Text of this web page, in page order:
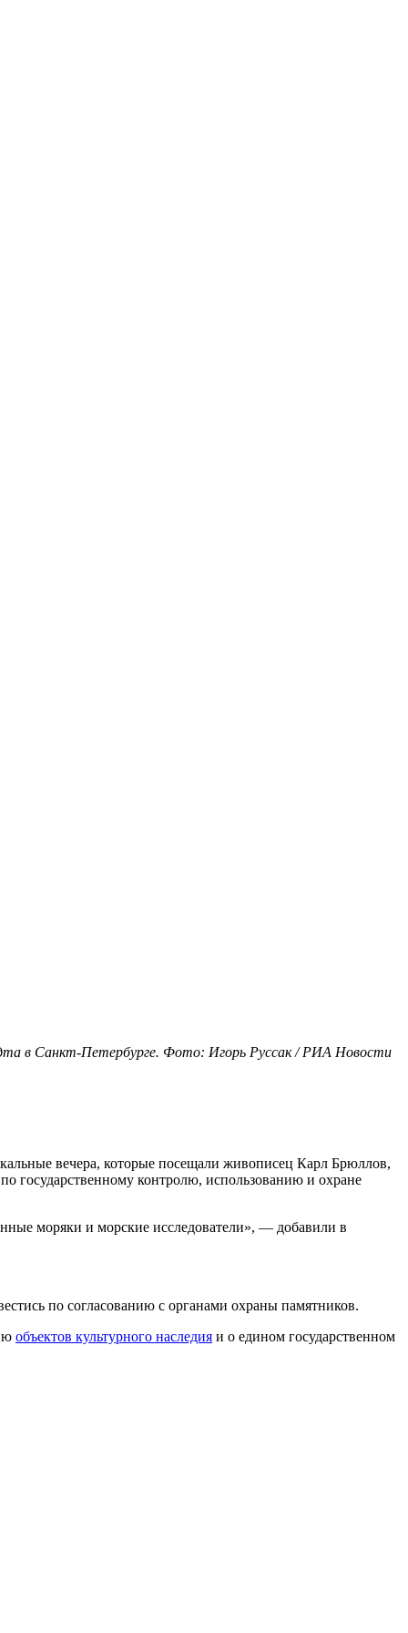
в Санкт-Петербурге. Фото: Игорь Руссак / РИА Новости
вечера, которые посещали живописец Карл Брюллов,
государственному контролю, использованию и охране
моряки и морские исследователи», — добавили в
по согласованию с органами охраны памятников.
объектов культурного наследия и о едином государственном